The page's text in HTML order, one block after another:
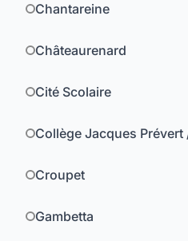
Chantareine
Châteaurenard
Cité Scolaire
Collège Jacques
Croupet
Gambetta